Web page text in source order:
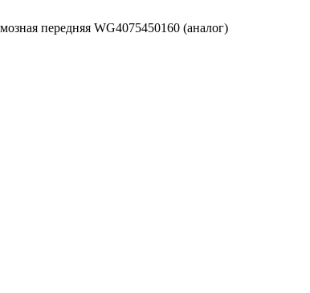
передняя WG4075450160 (аналог)